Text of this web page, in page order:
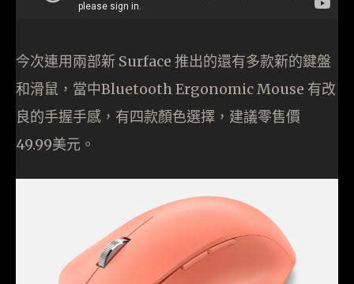
今次連用兩部新 Surface 推出的還有多款新的鍵盤
和滑鼠，當中Bluetooth Ergonomic Mouse 有改
良的手握手感，有四款顏色選擇，建議零售價
49.99美元。